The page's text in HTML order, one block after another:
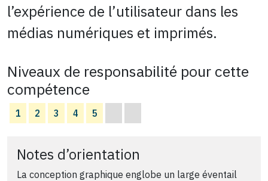
l’expérience de l’utilisateur dans les
médias numériques et imprimés.
Niveaux de responsabilité pour cette
compétence
1 2 3 4 5
Notes d’orientation
La conception graphique englobe un large éventail